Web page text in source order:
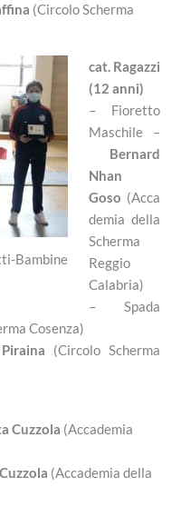
(Circolo Scherma
Bambine
cat. Ragazzi
(12 anni)
– Fioretto
Maschile –
Bernard
Nhan
Goso (Acca
demia della
Scherma
Reggio
Calabria)
– Spada
Cosenza)
(Circolo Scherma
Cuzzola (Accademia
(Accademia della